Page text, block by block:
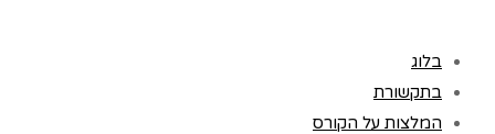
בלוג
בתקשורת
המלצות על הקורס